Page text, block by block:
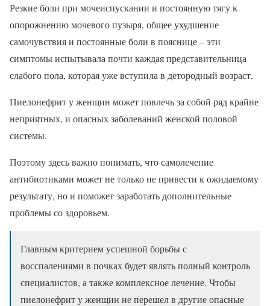
Резкие боли при мочеиспускании и постоянную тягу к
опорожнению мочевого пузыря, общее ухудшение
самочувствия и постоянные боли в пояснице – эти
симптомы испытывала почти каждая представительница
слабого пола, которая уже вступила в детородный возраст.
Пиелонефрит у женщин может повлечь за собой ряд крайне
неприятных, и опасных заболеваний женской половой
системы.
Поэтому здесь важно понимать, что самолечение
антибиотиками может не только не привести к ожидаемому
результату, но и поможет заработать дополнительные
проблемы со здоровьем.
Главным критерием успешной борьбы с
восспалениями в почках будет являть полный контроль
специалистов, а также комплексное лечение. Чтобы
пиелонефрит у женщин не перешел в другие опасные